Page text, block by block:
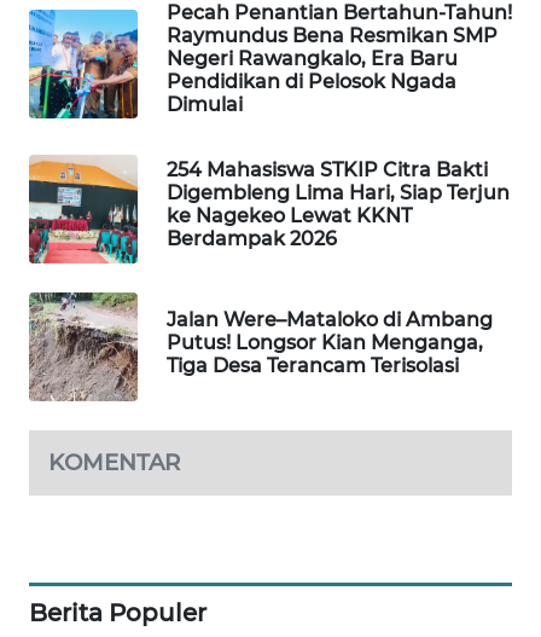
Pecah Penantian Bertahun-Tahun!
Raymundus Bena Resmikan SMP
Negeri Rawangkalo, Era Baru
Pendidikan di Pelosok Ngada
Dimulai
254 Mahasiswa STKIP Citra Bakti
Digembleng Lima Hari, Siap Terjun
ke Nagekeo Lewat KKNT
Berdampak 2026
Jalan Were–Mataloko di Ambang
Putus! Longsor Kian Menganga,
Tiga Desa Terancam Terisolasi
KOMENTAR
Berita Populer
SITUNGIR
NEWS
SIDIKALANG
NEWS
SIBARAGAS
NEWS
METRO
SIANTAR
NEWS
NEWS
NEWS